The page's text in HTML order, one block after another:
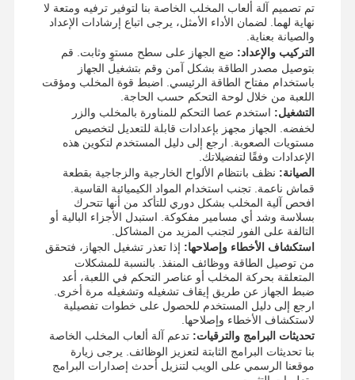
تم تصميم آلة ألعاب المخلب الخاصة بنا لتوفير ترفيه ومتعة لا
نهاية لهما. لضمان الأداء الأمثل، يرجى اتباع إرشادات الإعداد
والصيانة بعناية.
التركيب والإعداد: ضع الجهاز على سطح مستوٍ وثابت. قم
بتوصيل مصدر الطاقة بشكل آمن وقم بتشغيل الجهاز
باستخدام مفتاح الطاقة الرئيسي. اضبط قوة المخلب ومؤقت
اللعبة من خلال لوحة التحكم حسب الحاجة.
التشغيل: استخدم عصا التحكم للمناورة بالمخلب والزر
لخفضه. الجهاز مجهز بإعدادات قابلة للتعديل لتخصيص
مستويات الصعوبة. ارجع إلى دليل المستخدم لتكوين هذه
الإعدادات وفقًا لتفضيلاتك.
الصيانة: نظف بانتظام الألواح الخارجية والزجاجية بقطعة
قماش ناعمة. تجنب استخدام المواد الكيميائية القاسية.
افحص آلية المخلب بشكل دوري للتأكد من أنها تتحرك
بسلاسة وشد أي مسامير مفكوكة. استبدل الأجزاء البالية أو
التالفة على الفور لتجنب المزيد من المشاكل.
استكشاف الأخطاء وإصلاحها: إذا تعذر تشغيل الجهاز، فتحقق
من توصيل الطاقة ووظائف المنفذ. بالنسبة للمشكلات
المتعلقة بحركة المخلب أو عناصر التحكم في اللعبة، أعد
ضبط الجهاز عن طريق إيقاف تشغيله وتشغيله مرة أخرى.
ارجع إلى دليل المستخدم للحصول على خطوات تفصيلية
لاستكشاف الأخطاء وإصلاحها.
تحديثات البرامج والترقيات: تدعم آلة ألعاب المخلب الخاصة
بنا تحديثات البرامج الثابتة لتعزيز الوظائف. يرجى زيارة
موقعنا الرسمي على الويب لتنزيل أحدث إصدارات البرامج